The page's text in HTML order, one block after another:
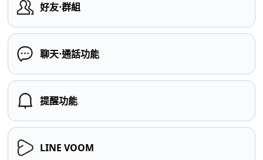
好友⋅群組
聊天⋅通話功能
提醒功能
LINE VOOM